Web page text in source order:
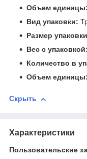
Объем единицы:
Вид упаковки:
Размер
Вес с упаковкой:
Количество в
Объем единицы:
Скрыть
Характеристики
Пользовательские